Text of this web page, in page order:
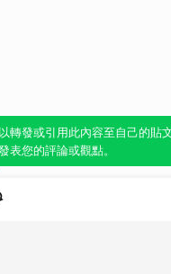
一鍵引用此內容，透過發布貼
達個人立場。
轉發或引用此內容至自己的貼
表您的評論或觀點。